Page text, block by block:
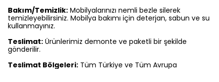
Bakım/Temizlik: Mobilyalarınızı nemli bezle silerek
temizleyebilirsiniz. Mobilya bakımı için deterjan, sabun ve su
kullanmayınız.
Teslimat: Ürünlerimiz demonte ve paketli bir şekilde
gönderilir.
Teslimat Bölgeleri: Tüm Türkiye ve Tüm Avrupa